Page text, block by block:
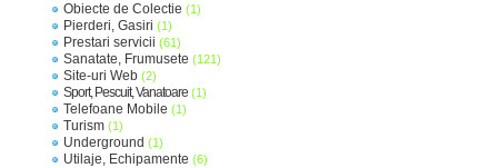
Obiecte de Colectie (1)
Pierderi, Gasiri (1)
Prestari servicii (61)
Sanatate, Frumusete (121)
Site-uri Web (2)
Sport, Pescuit, Vanatoare (1)
Telefoane Mobile (1)
Turism (1)
Underground (1)
Utilaje, Echipamente (6)